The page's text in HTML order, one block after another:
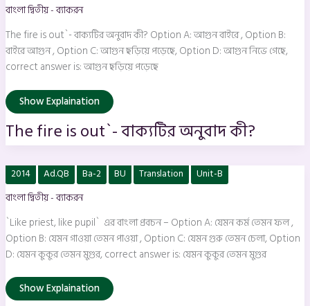
বাংলা দ্বিতীয় - ব্যাকরন
The fire is out`- বাক্যটির অনুবাদ কী? Option A: আগুন বাইরে , Option B:
বাইরে আগুন , Option C: আগুন ছড়িয়ে পড়েছে, Option D: আগুন নিভে গেছে,
correct answer is: আগুন ছড়িয়ে পড়েছে
out`-
অনুবাদ
কী?
Show Explaination
The fire is out`- বাক্যটির অনুবাদ কী?
2014 Ad.QB Ba-2 BU Translation
Unit-B
বাংলা দ্বিতীয় - ব্যাকরন
`Like priest, like pupil` এর বাংলা প্রবচন – Option A: যেমন কর্ম তেমন ফল ,
Option B: যেমন গাওয়া তেমন পাওয়া , Option C: যেমন গুরু তেমন চেলা, Option
D: যেমন কুকুর তেমন মুগুর, correct answer is: যেমন কুকুর তেমন মুগুর
`Like
priest,
like
pupil`
বাংলা
প্রবচন
–
Show Explaination